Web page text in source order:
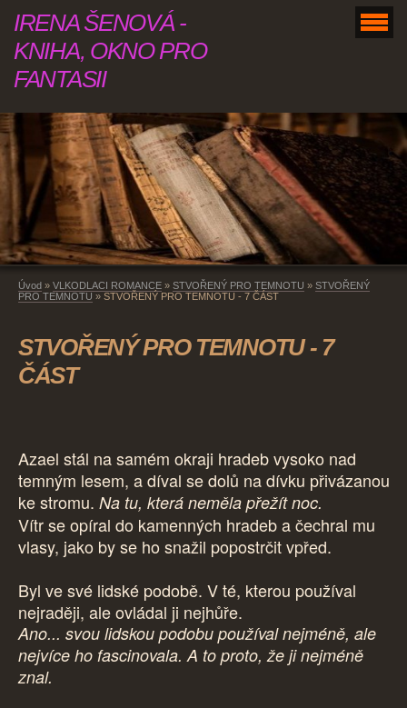
IRENA ŠENOVÁ -
KNIHA, OKNO PRO
FANTASII
Úvod » VLKODLACI ROMANCE » STVOŘENÝ PRO TEMNOTU » STVOŘENÝ
PRO TEMNOTU » STVOŘENÝ PRO TEMNOTU - 7 ČÁST
STVOŘENÝ PRO TEMNOTU - 7
ČÁST
Azael stál na samém okraji hradeb vysoko nad
temným lesem, a díval se dolů na dívku přivázanou
ke stromu. Na tu, která neměla přežít noc.
Vítr se opíral do kamenných hradeb a čechral mu
vlasy, jako by se ho snažil popostrčit vpřed.
Byl ve své lidské podobě. V té, kterou používal
nejraději, ale ovládal ji nejhůře.
Ano... svou lidskou podobu používal nejméně, ale
nejvíce ho fascinovala. A to proto, že ji nejméně
znal.